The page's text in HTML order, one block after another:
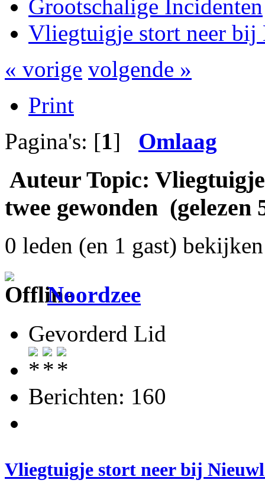
Grootschalige Incidenten
Vliegtuigje stort neer bij
« vorige volgende »
Print
Pagina's: [1] Omlaag
Auteur Topic:
twee gewonden (gelezen
0 leden (en 1 gast)
Noordzee
Gevorderd Lid
Berichten: 160
Vliegtuigje stort neer bij